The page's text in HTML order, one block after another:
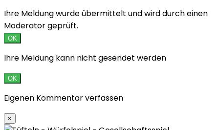
Ihre Meldung wurde übermittelt und wird durch einen
Moderator geprüft.
OK
Ihre Meldung kann nicht gesendet werden
OK
Eigenen Kommentar verfassen
×